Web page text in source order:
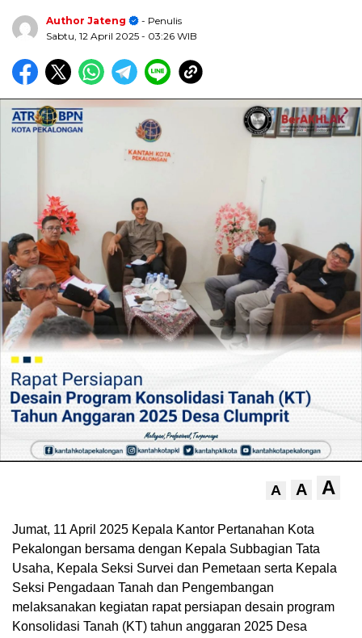
Author Jateng
- Penulis
Sabtu, 12 April 2025 - 03:26 WIB
A A A
Jumat, 11 April 2025 Kepala Kantor Pertanahan Kota
Pekalongan bersama dengan Kepala Subbagian Tata
Usaha, Kepala Seksi Survei dan Pemetaan serta Kepala
Seksi Pengadaan Tanah dan Pengembangan
melaksanakan kegiatan rapat persiapan desain program
Konsolidasi Tanah (KT) tahun anggaran 2025 Desa